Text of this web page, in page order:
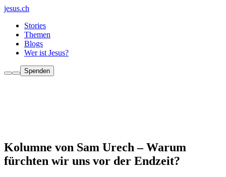
jesus.ch
Stories
Themen
Blogs
Wer ist Jesus?
Spenden
Kolumne von Sam Urech – Warum
fürchten wir uns vor der Endzeit?